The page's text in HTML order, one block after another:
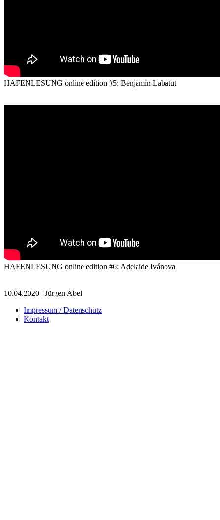
HAFENLESUNG online edition #5: Benjamín Labatut
HAFENLESUNG online edition #6: Adelaide Ivánova
10.04.2020 | Jürgen Abel
Impressum / Datenschutz
Kontakt